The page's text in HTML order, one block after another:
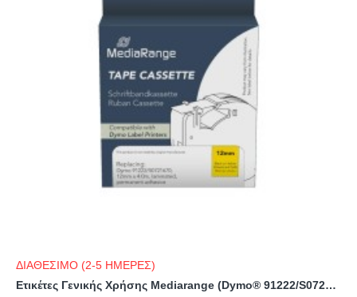
ΔΙΑΘΕΣΙΜΟ (2-5 ΗΜΕΡΕΣ)
Ετικέτες Γενικής Χρήσης Mediarange (Dymo® 91222/S0721670) 12mm, 4m, Laminated and Permanent Adhesive, Black on Yellow (MRDY91222)